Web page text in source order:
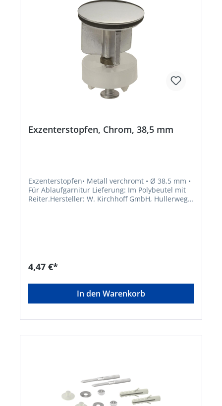
Exzenterstopfen, Chrom, 38,5 mm
Exzenterstopfen• Metall verchromt • Ø 38,5 mm •
Für Ablaufgarnitur Lieferung: Im Polybeutel mit
Reiter.Hersteller: W. Kirchhoff GmbH, Hullerweg
4,47 €*
In den Warenkorb